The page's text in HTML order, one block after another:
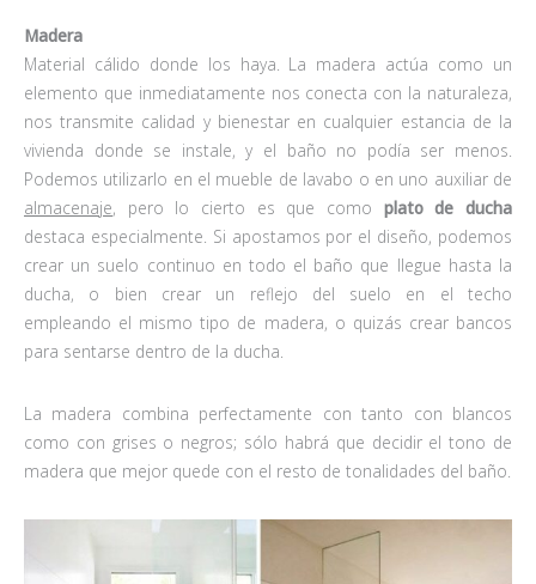
Madera
Material cálido donde los haya. La madera actúa como un
elemento que inmediatamente nos conecta con la naturaleza,
nos transmite calidad y bienestar en cualquier estancia de la
vivienda donde se instale, y el baño no podía ser menos.
Podemos utilizarlo en el mueble de lavabo o en uno auxiliar de
almacenaje, pero lo cierto es que como plato de ducha
destaca especialmente. Si apostamos por el diseño, podemos
crear un suelo continuo en todo el baño que llegue hasta la
ducha, o bien crear un reflejo del suelo en el techo
empleando el mismo tipo de madera, o quizás crear bancos
para sentarse dentro de la ducha.
La madera combina perfectamente con tanto con blancos
como con grises o negros; sólo habrá que decidir el tono de
madera que mejor quede con el resto de tonalidades del baño.